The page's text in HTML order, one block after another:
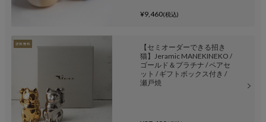
¥9,460(税込)
【セミオーダーできる招き
猫】Jeramic MANEKINEKO /
ゴールド＆プラチナ / ペアセ
ット / ギフトボックス付き /
瀬戸焼